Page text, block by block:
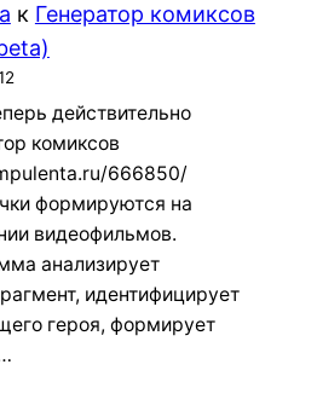
к Генератор комиксов
действительно
комиксов
666850/
формируются на
видеофильмов.
анализирует
идентифицирует
героя, формирует